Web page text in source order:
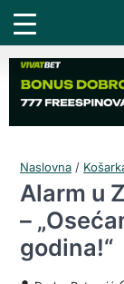
Naslovna /
Alarm u
–
godina!“